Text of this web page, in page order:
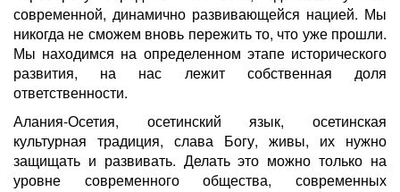
современной, динамично развивающейся нацией. Мы
никогда не сможем вновь пережить то, что уже прошли.
Мы находимся на определенном этапе исторического
развития, на нас лежит собственная доля
ответственности.
Алания-Осетия, осетинский язык, осетинская
культурная традиция, слава Богу, живы, их нужно
защищать и развивать. Делать это можно только на
уровне современного общества, современных